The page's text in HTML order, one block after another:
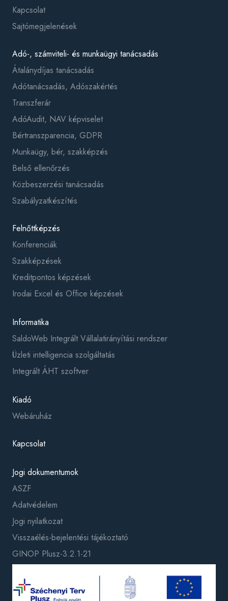
Kapcsolat
Sajtómegjelenések
Adó-, számviteli- és munkaügyi tanácsadás
Átalánydíjas tanácsadás
Adótanácsadás, Adószakértés
Transzferár
AdóAudit, NAV képviselet
Bértranszparencia, GDPR
Munkaügy, bér, szakképzés
Belső ellenőrzés
Közbeszerzési tanácsadás
Szabályzatkészítés
Felnőttképzés
Konferenciák
Szakképzések
Kreditpontos képzések
Irodai Excel és Office képzések
Informatika
SaldoWeb Integrált Vállalatirányítási rendszer
Üzleti intelligencia szolgáltatás
Integrált ÁHT szoftver
Kiadó
Webáruház
Kapcsolat
Jogi dokumentumok
ASZF
Adatvédelem
Jogi nyilatkozat
Visszaélés-bejelentési tájékoztató
GINOP Plusz-3.2.1-21